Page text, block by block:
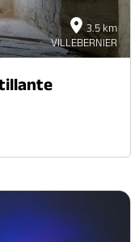
3.5 km
VILLEBERNIER